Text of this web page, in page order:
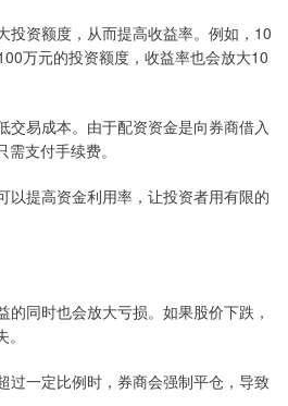
投资额度，从而提高收益率。例如，10
万元的投资额度，收益率也会放大10
交易成本。由于配资资金是向券商借入
支付手续费。
以提高资金利用率，让投资者用有限的
的同时也会放大亏损。如果股价下跌，
过一定比例时，券商会强制平仓，导致